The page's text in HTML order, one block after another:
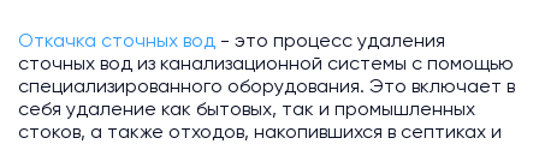
Откачка сточных вод - это процесс удаления
сточных вод из канализационной системы с помощью
специализированного оборудования. Это включает в
себя удаление как бытовых, так и промышленных
стоков, а также отходов, накопившихся в септиках и